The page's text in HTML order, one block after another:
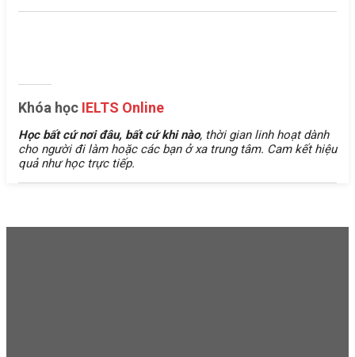
Khóa học IELTS Online
Học bất cứ nơi đâu, bất cứ khi nào, thời gian linh hoạt dành
cho người đi làm hoặc các bạn ở xa trung tâm. Cam kết hiệu
quả như học trực tiếp.